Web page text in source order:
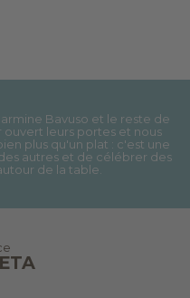
Bavuso et le reste de
leurs portes et nous
plus qu'un plat : c'est une
autres et de célébrer des
de la table.